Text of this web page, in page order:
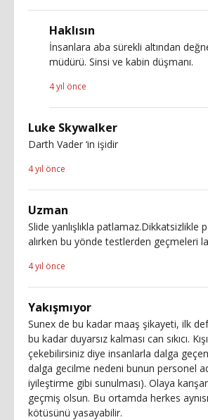
Haklısın
İnsanlara aba sürekli altından
müdürü. Sinsi ve kabin düşmanı.
4 yıl önce
Luke Skywalker
Darth Vader ‘in işidir
4 yıl önce
Uzman
Slide yanlışlıkla patlamaz.Dikkatsizlikle
alırken bu yönde testlerden geçmeleri
4 yıl önce
Yakışmıyor
Sunex de bu kadar maaş şikayeti, ilk
bu kadar duyarsız kalması can sıkıcı.
çekebilirsiniz diye insanlarla dalga
dalga gecilme nedeni bunun personel
iyileştirme gibi sunulması). Olaya
geçmiş olsun. Bu ortamda herkes
kötüsünü yasayabilir.